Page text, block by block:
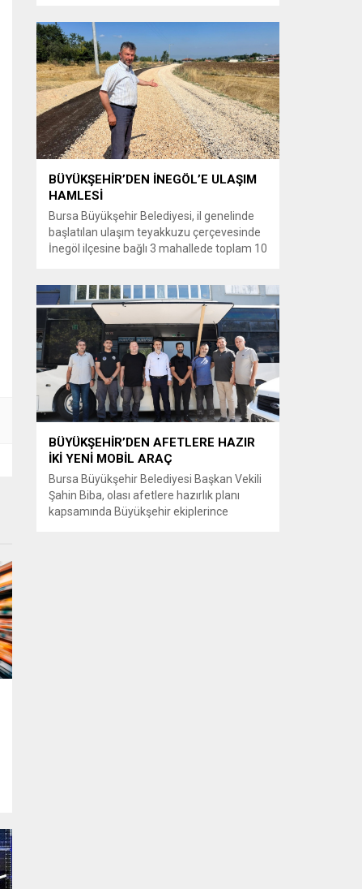
değerlendirmelerin ardından iş sahibi oldu.
Osmangazi Belediyesi’nin, Bursa Ticaret
ve Sanayi Odası (BTSO) ve İŞKUR iş
birliğiyle yıl boyunca sürdürdüğü istihdam
buluşmaları yoğun ilgi görmeye devam...
BÜYÜKŞEHİR’DEN İNEGÖL’E ULAŞIM
HAMLESİ
Bursa Büyükşehir Belediyesi, il genelinde
başlatılan ulaşım teyakkuzu çerçevesinde
İnegöl ilçesine bağlı 3 mahallede toplam 10
Biba başkanlığında başlatılan ulaşım
seferberliği kapsamında Bursa Büyükşehir
Belediyesi Ulaşım Dairesi Başkanlığı
koordinasyonuyla 17 ilçede yol yenileme
çalışmalarına hız verildi. Başkan Vekili
Biba’nın göreve...
BÜYÜKŞEHİR’DEN AFETLERE HAZIR
İKİ YENİ MOBİL ARAÇ
Bursa Büyükşehir Belediyesi Başkan Vekili
Şahin Biba, olası afetlere hazırlık planı
kapsamında Büyükşehir ekiplerince